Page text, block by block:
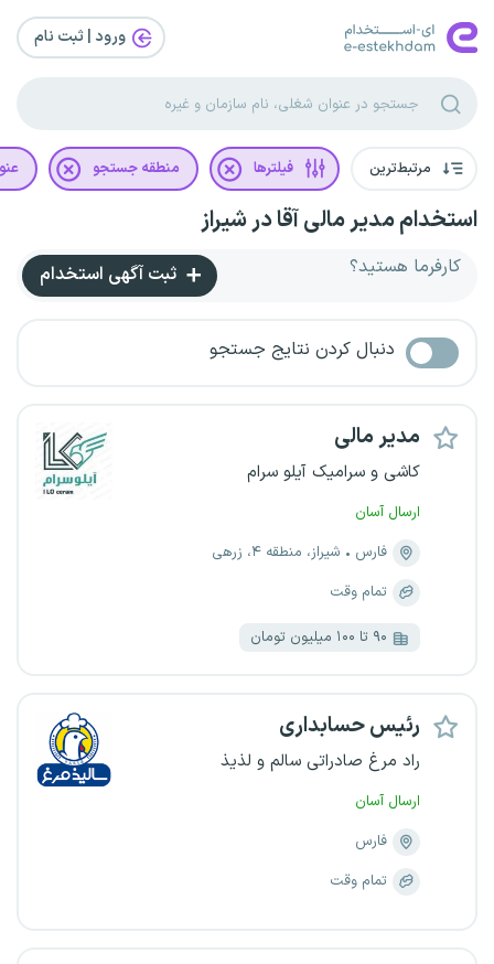
ورود | ثبت‌ نام
مرتبط‌ترین فیلترها منطقه جستجو
استخدام مدیر مالی آقا در شیراز
کارفرما هستید؟ ثبت آگهی استخدام
دنبال کردن نتایج جستجو
مدیر مالی
کاشی و سرامیک آیلو سرام
ارسال آسان
فارس
شیراز، منطقه ۴، زرهی
تمام وقت
۹۰ تا ۱۰۰ میلیون تومان
رئیس حسابداری
راد مرغ صادراتی سالم و لذیذ
ارسال آسان
فارس
تمام وقت